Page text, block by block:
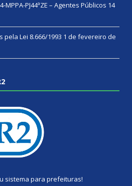
MPPA-PJ44ªZE – Agentes Públicos 14
pela Lei 8.666/1993 1 de fevereiro de
sistema para prefeituras!